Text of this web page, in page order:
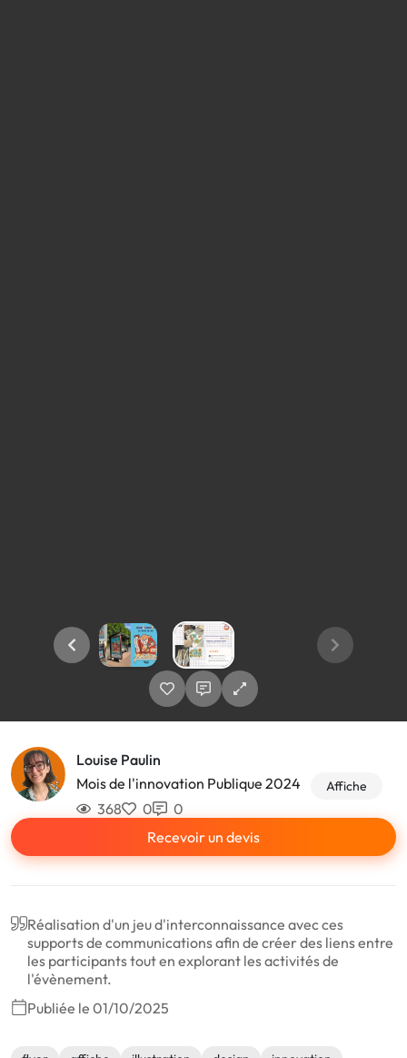
Louise Paulin
Mois de l'innovation Publique 2024
Affiche
368 0
0
Recevoir un devis
Réalisation d'un jeu d'interconnaissance avec ces
supports de communications afin de créer des liens entre
les participants tout en explorant les activités de
l'évènement.
Publiée le 01/10/2025